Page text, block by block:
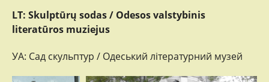
LT: Skulptūrų sodas / Odesos valstybinis
literatūros muziejus
УА: Сад скульптур / Одеський літературний музей